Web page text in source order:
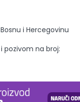
i Hercegovinu
pozivom na broj: